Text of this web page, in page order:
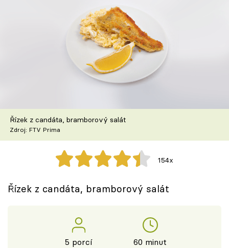
Recepty z TV
Speciál: Cuketa
Těhotnej kuchař
Sledujte prima+
Řízek z candáta, bramborový salát
Zdroj: FTV Prima
154x
Řízek z candáta, bramborový salát
5 porcí 60 minut